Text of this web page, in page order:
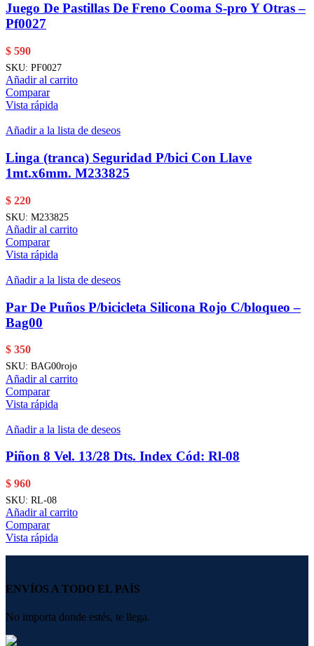
Juego De Pastillas De Freno Cooma S-pro Y Otras –
Pf0027
$ 590
SKU: PF0027
Añadir al carrito
Comparar
Vista rápida
Añadir a la lista de deseos
Linga (tranca) Seguridad P/bici Con Llave
1mt.x6mm. M233825
$ 220
SKU: M233825
Añadir al carrito
Comparar
Vista rápida
Añadir a la lista de deseos
Par De Puños P/bicicleta Silicona Rojo C/bloqueo –
Bag00
$ 350
SKU: BAG00rojo
Añadir al carrito
Comparar
Vista rápida
Añadir a la lista de deseos
Piñon 8 Vel. 13/28 Dts. Index Cód: Rl-08
$ 960
SKU: RL-08
Añadir al carrito
Comparar
Vista rápida
ENVÍOS A TODO EL PAÍS
No importa donde estés, te llega.